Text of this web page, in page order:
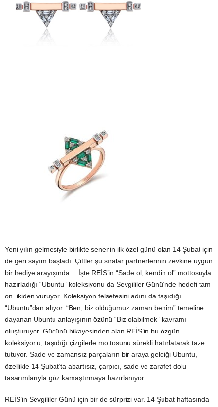
Yeni yılın gelmesiyle birlikte senenin ilk özel günü olan 14 Şubat için
de geri sayım başladı. Çiftler şu sıralar partnerlerinin zevkine uygun
bir hediye arayışında… İşte REİS’in “Sade ol, kendin ol” mottosuyla
hazırladığı “Ubuntu” koleksiyonu da Sevgililer Günü’nde hedefi tam
on ikiden vuruyor. Koleksiyon felsefesini adını da taşıdığı
“Ubuntu”dan alıyor. “Ben, biz olduğumuz zaman benim” temeline
dayanan Ubuntu anlayışının özünü “Biz olabilmek” kavramı
oluşturuyor. Gücünü hikayesinden alan REİS’in bu özgün
koleksiyonu, taşıdığı çizgilerle mottosunu sürekli hatırlatarak taze
tutuyor. Sade ve zamansız parçaların bir araya geldiği Ubuntu,
özellikle 14 Şubat’ta abartısız, çarpıcı, sade ve zarafet dolu
tasarımlarıyla göz kamaştırmaya hazırlanıyor.
REİS’in Sevgililer Günü için bir de sürprizi var. 14 Şubat haftasında